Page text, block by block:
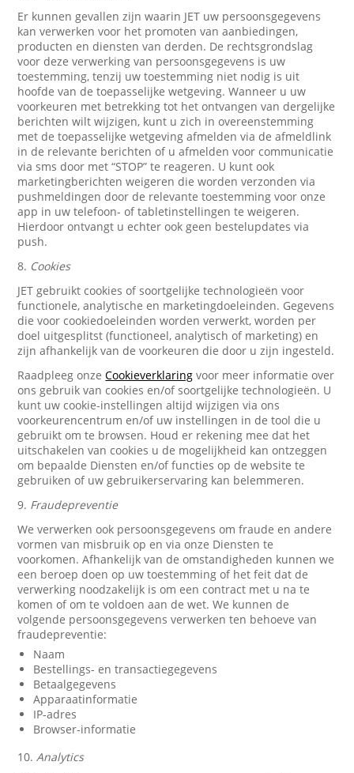
Er kunnen gevallen zijn waarin JET uw persoonsgegevens
kan verwerken voor het promoten van aanbiedingen,
producten en diensten van derden. De rechtsgrondslag
voor deze verwerking van persoonsgegevens is uw
toestemming, tenzij uw toestemming niet nodig is uit
hoofde van de toepasselijke wetgeving. Wanneer u uw
voorkeuren met betrekking tot het ontvangen van dergelijke
berichten wilt wijzigen, kunt u zich in overeenstemming
met de toepasselijke wetgeving afmelden via de afmeldlink
in de relevante berichten of u afmelden voor communicatie
via sms door met “STOP” te reageren. U kunt ook
marketingberichten weigeren die worden verzonden via
pushmeldingen door de relevante toestemming voor onze
app in uw telefoon- of tabletinstellingen te weigeren.
Hierdoor ontvangt u echter ook geen bestelupdates via
push.
8. Cookies
JET gebruikt cookies of soortgelijke technologieën voor
functionele, analytische en marketingdoeleinden. Gegevens
die voor cookiedoeleinden worden verwerkt, worden per
doel uitgesplitst (functioneel, analytisch of marketing) en
zijn afhankelijk van de voorkeuren die door u zijn ingesteld.
Raadpleeg onzeCookieverklaring voor meer informatie over
ons gebruik van cookies en/of soortgelijke technologieën. U
kunt uw cookie-instellingen altijd wijzigen via ons
voorkeurencentrum en/of uw instellingen in de tool die u
gebruikt om te browsen. Houd er rekening mee dat het
uitschakelen van cookies u de mogelijkheid kan ontzeggen
om bepaalde Diensten en/of functies op de website te
gebruiken of uw gebruikerservaring kan belemmeren.
9. Fraudepreventie
We verwerken ook persoonsgegevens om fraude en andere
vormen van misbruik op en via onze Diensten te
voorkomen. Afhankelijk van de omstandigheden kunnen we
een beroep doen op uw toestemming of het feit dat de
verwerking noodzakelijk is om een contract met u na te
komen of om te voldoen aan de wet. We kunnen de
volgende persoonsgegevens verwerken ten behoeve van
fraudepreventie:
Naam
Bestellings- en transactiegegevens
Betaalgegevens
Apparaatinformatie
IP-adres
Browser-informatie
10.Analytics